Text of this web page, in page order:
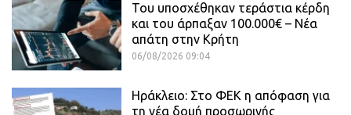
Του υποσχέθηκαν τεράστια κέρδη
και του άρπαξαν 100.000€ – Νέα
απάτη στην Κρήτη
06/08/2026 09:04
Ηράκλειο: Στο ΦΕΚ η απόφαση για
τη νέα δομή προσωρινής